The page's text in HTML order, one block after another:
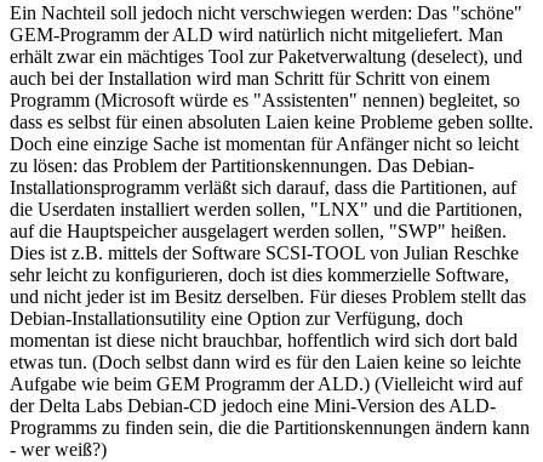
Ein Nachteil soll jedoch nicht verschwiegen werden: Das "schöne"
GEM-Programm der ALD wird natürlich nicht mitgeliefert. Man
erhält zwar ein mächtiges Tool zur Paketverwaltung (deselect), und
auch bei der Installation wird man Schritt für Schritt von einem
Programm (Microsoft würde es "Assistenten" nennen) begleitet, so
dass es selbst für einen absoluten Laien keine Probleme geben sollte.
Doch eine einzige Sache ist momentan für Anfänger nicht so leicht
zu lösen: das Problem der Partitionskennungen. Das Debian-
Installationsprogramm verläßt sich darauf, dass die Partitionen, auf
die Userdaten installiert werden sollen, "LNX" und die Partitionen,
auf die Hauptspeicher ausgelagert werden sollen, "SWP" heißen.
Dies ist z.B. mittels der Software SCSI-TOOL von Julian Reschke
sehr leicht zu konfigurieren, doch ist dies kommerzielle Software,
und nicht jeder ist im Besitz derselben. Für dieses Problem stellt das
Debian-Installationsutility eine Option zur Verfügung, doch
momentan ist diese nicht brauchbar, hoffentlich wird sich dort bald
etwas tun. (Doch selbst dann wird es für den Laien keine so leichte
Aufgabe wie beim GEM Programm der ALD.) (Vielleicht wird auf
der Delta Labs Debian-CD jedoch eine Mini-Version des ALD-
Programms zu finden sein, die die Partitionskennungen ändern kann
- wer weiß?)